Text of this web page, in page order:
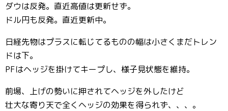
ダウは反発。直近高値は更新せず。
ドル円も反発。直近更新中。
日経先物はプラスに転じてるものの幅は小さくまだトレン
ドは下。
PFはヘッジを掛けてキープし、様子見状態を維持。
前場、上げの勢いに押されてヘッジを外したけど
壮大な寄り天で全くヘッジの効果を得られず、、、。